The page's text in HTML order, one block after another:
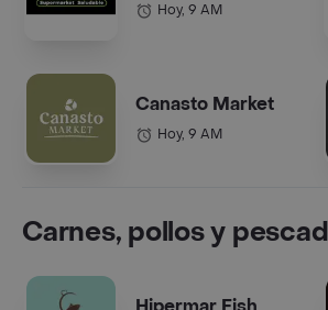
Hoy, 9 AM
Canasto Market
Hoy, 9 AM
Carnes, pollos y